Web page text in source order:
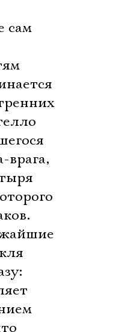
сам
врага,